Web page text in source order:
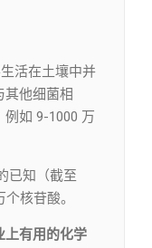
活在土壤中并
其他细菌相
例如 9-1000 万
已知（截至
核苷酸。
上有用的化学